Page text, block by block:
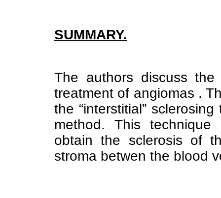
SUMMARY.
The authors discuss
treatment of angiomas .
the “interstitial”
method. This
obtain the sclerosis of
stroma betwen the blood